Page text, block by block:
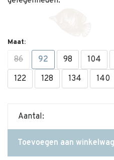
Maat:
86 92 98 104
122
128 134 140
Aantal:
Toevoegen aan